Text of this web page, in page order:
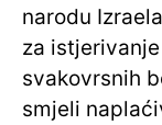
narodu
za
svakovrsnih
smjeli